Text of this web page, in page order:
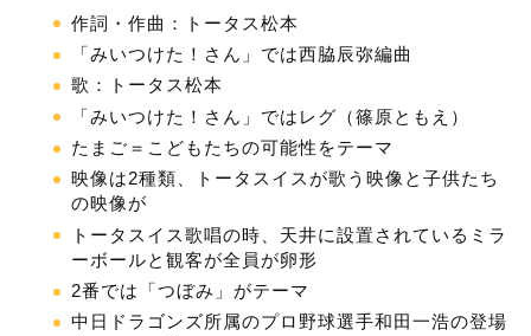
作詞・作曲：トータス松本
「みいつけた！さん」では西脇辰弥編曲
歌：トータス松本
「みいつけた！さん」ではレグ（篠原ともえ）
たまご＝こどもたちの可能性をテーマ
映像は2種類、トータスイスが歌う映像と子供たち
の映像が
トータスイス歌唱の時、天井に設置されているミラ
ーボールと観客が全員が卵形
2番では「つぼみ」がテーマ
中日ドラゴンズ所属のプロ野球選手和田一浩の登場